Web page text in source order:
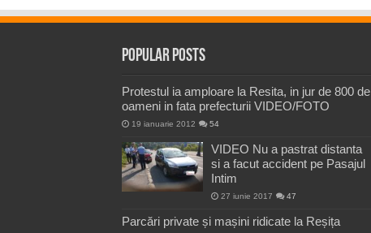
Popular Posts
Protestul ia amploare la Resita, in jur de 800 de
oameni in fata prefecturii VIDEO/FOTO
19 ianuarie 2012 54
VIDEO Nu a pastrat distanta
si a facut accident pe Pasajul
Intim
27 iunie 2017 47
Parcări private și mașini ridicate la Reșița